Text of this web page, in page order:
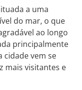
a uma
do mar, o que
ao longo
principalmente
cidade vem se
mais visitantes e